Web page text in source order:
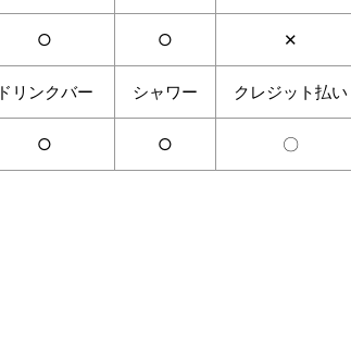
○ ○ ✕
ドリンクバー シャワー クレジット払い
○ ○ 〇